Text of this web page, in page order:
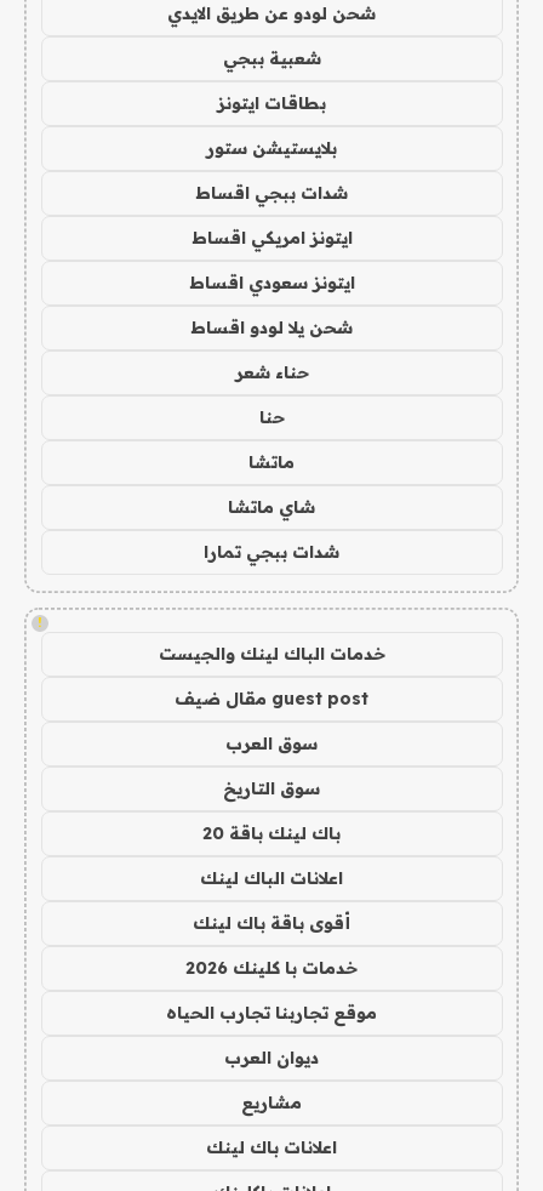
شحن لودو عن طريق الايدي
شعبية ببجي
بطاقات ايتونز
بلايستيشن ستور
شدات ببجي اقساط
ايتونز امريكي اقساط
ايتونز سعودي اقساط
شحن يلا لودو اقساط
حناء شعر
حنا
ماتشا
شاي ماتشا
شدات ببجي تمارا
!
خدمات الباك لينك والجيست
guest post مقال ضيف
سوق العرب
سوق التاريخ
باك لينك باقة 20
اعلانات الباك لينك
أقوى باقة باك لينك
خدمات با كلينك 2026
موقع تجاربنا تجارب الحياه
ديوان العرب
مشاريع
اعلانات باك لينك